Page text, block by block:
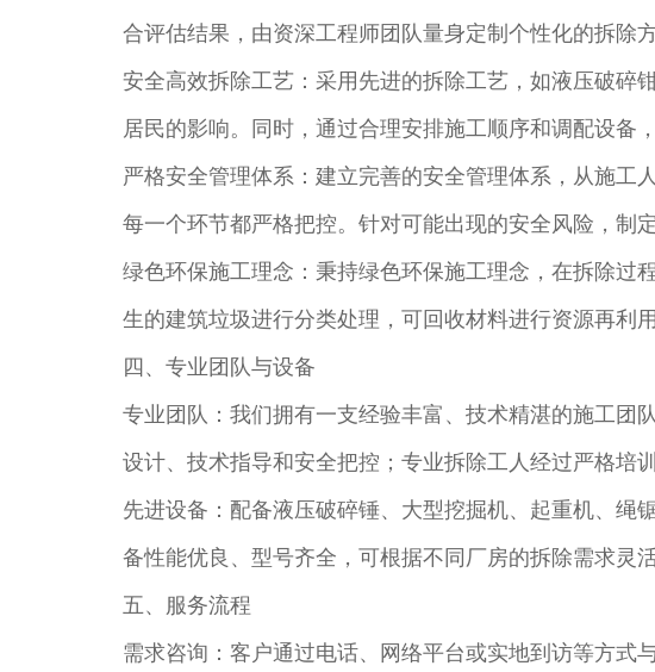
合评估结果，由资深工程师团队量身定制个性化的拆除
安全高效拆除工艺：采用先进的拆除工艺，如液压破碎
居民的影响。同时，通过合理安排施工顺序和调配设备
严格安全管理体系：建立完善的安全管理体系，从施工
每一个环节都严格把控。针对可能出现的安全风险，制
绿色环保施工理念：秉持绿色环保施工理念，在拆除过
生的建筑垃圾进行分类处理，可回收材料进行资源再利
四、专业团队与设备​
专业团队：我们拥有一支经验丰富、技术精湛的施工团
设计、技术指导和安全把控；专业拆除工人经过严格培
先进设备：配备液压破碎锤、大型挖掘机、起重机、绳
备性能优良、型号齐全，可根据不同厂房的拆除需求灵
五、服务流程​
需求咨询：客户通过电话、网络平台或实地到访等方式